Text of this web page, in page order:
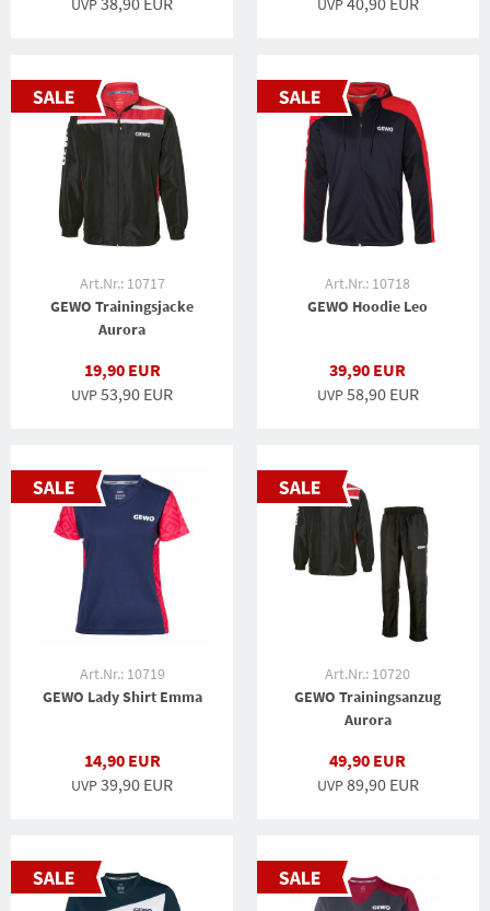
UVP UVP
Art.Nr.: 10717
GEWO Trainingsjacke
Aurora
19,90 EUR
UVP53,90 EUR
Art.Nr.: 10718
GEWO Hoodie Leo
39,90 EUR
UVP58,90 EUR
Art.Nr.: 10719
GEWO Lady Shirt Emma
14,90 EUR
UVP39,90 EUR
Art.Nr.: 10720
GEWO Trainingsanzug
Aurora
49,90 EUR
UVP89,90 EUR